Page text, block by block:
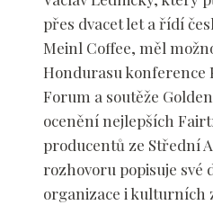
přes dvacet let a řídí
Meinl Coffee, měl
Hondurasu konference
Forum a soutěže
ocenění nejlepších
producentů ze Střední
rozhovoru popisuje své
organizace i kulturních